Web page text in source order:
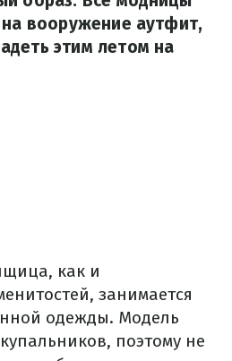
вооружение аутфит,
этим летом на
как и
занимается
одежды. Модель
поэтому не